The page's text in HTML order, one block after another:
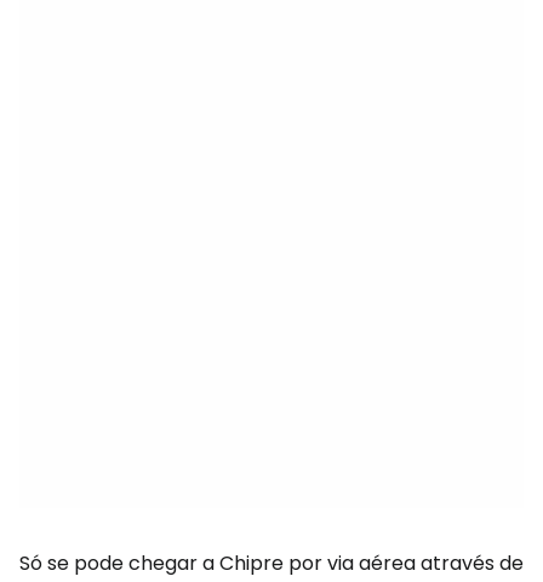
Só se pode chegar a Chipre por via aérea através de